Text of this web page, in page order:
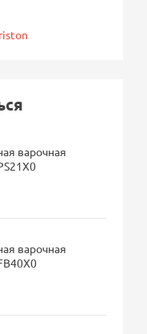
варочная
варочная